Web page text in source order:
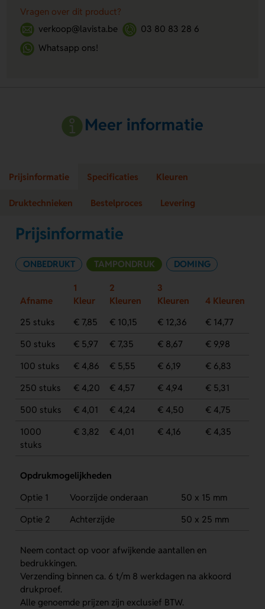
Vragen over dit product?
verkoop@lavista.be
03 80 83 28 6
Whatsapp ons!
Meer informatie
Prijsinformatie Specificaties Kleuren
Druktechnieken Bestelproces Levering
Prijsinformatie
ONBEDRUKT TAMPONDRUK DOMING
Afname
1
Kleur
2
Kleuren
3
Kleuren
4 Kleuren
25 stuks
€ 7,85 € 10,15 € 12,36
€ 14,77
50 stuks
€ 5,97 € 7,35 € 8,67
€ 9,98
100 stuks
€ 4,86 € 5,55 € 6,19
€ 6,83
250 stuks
€ 4,20 € 4,57 € 4,94
€ 5,31
500 stuks
€ 4,01 € 4,24 € 4,50
€ 4,75
1000
stuks
€ 3,82 € 4,01 € 4,16 € 4,35
Opdrukmogelijkheden
Optie 1
Voorzijde onderaan
50 x 15 mm
Optie 2
Achterzijde 50 x 25 mm
Neem contact op voor afwijkende aantallen en
bedrukkingen.
Verzending binnen ca. 6 t/m 8 werkdagen na akkoord
drukproef.
Alle genoemde prijzen zijn exclusief BTW.